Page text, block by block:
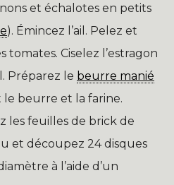
et échalotes en petits
). Émincez l’ail. Pelez et
tomates. Ciselez l’estragon
Préparez le beurre manié
le beurre et la farine.
les feuilles de brick de
et découpez 24 disques
à l’aide d’un